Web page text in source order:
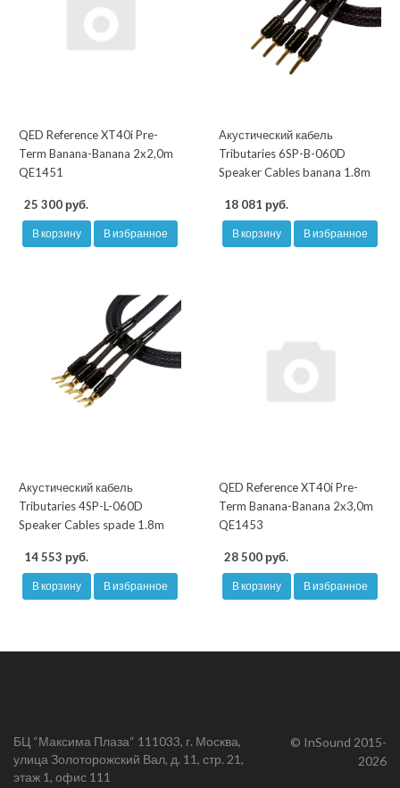
QED Reference XT40i Pre-
Term Banana-Banana 2x2,0m
QE1451
25 300 руб.
В корзину В избранное
Акустический кабель
Tributaries 6SP-B-060D
Speaker Cables banana 1.8m
18 081 руб.
В корзину В избранное
Акустический кабель
Tributaries 4SP-L-060D
Speaker Cables spade 1.8m
14 553 руб.
В корзину В избранное
QED Reference XT40i Pre-
Term Banana-Banana 2x3,0m
QE1453
28 500 руб.
В корзину В избранное
БЦ “Максима Плаза“ 111033, г. Москва,
улица Золоторожский Вал, д. 11, стр. 21,
этаж 1, офис 111
© InSound 2015-
2026